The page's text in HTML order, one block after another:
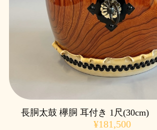
長胴太鼓 欅胴 耳付き 1尺(30cm)
¥181,500